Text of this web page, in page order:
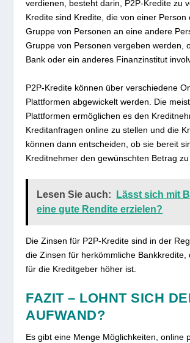
verdienen, besteht darin, P2P-Kredite zu
Kredite sind Kredite, die von einer Person
Gruppe von Personen an eine andere
Gruppe von Personen vergeben werden,
Bank oder ein anderes Finanzinstitut
P2P-Kredite können über verschiedene
Plattformen abgewickelt werden. Die
Plattformen ermöglichen es den
Kreditanfragen online zu stellen und die
können dann entscheiden, ob sie bereit
Kreditnehmer den gewünschten Betrag zu
Lesen Sie auch:
Lässt sich mit
eine gute Rendite erzielen?
Die Zinsen für P2P-Kredite sind in der
die Zinsen für herkömmliche Bankkredite,
für die Kreditgeber höher ist.
FAZIT – LOHNT SICH
AUFWAND?
Es gibt eine Menge Möglichkeiten, online